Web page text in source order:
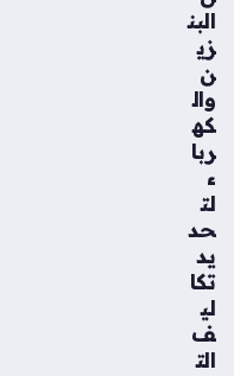
البن
زي
ن
وال
كه
ربا
ء
لت
حد
يد
تكا
لي
ف
الت